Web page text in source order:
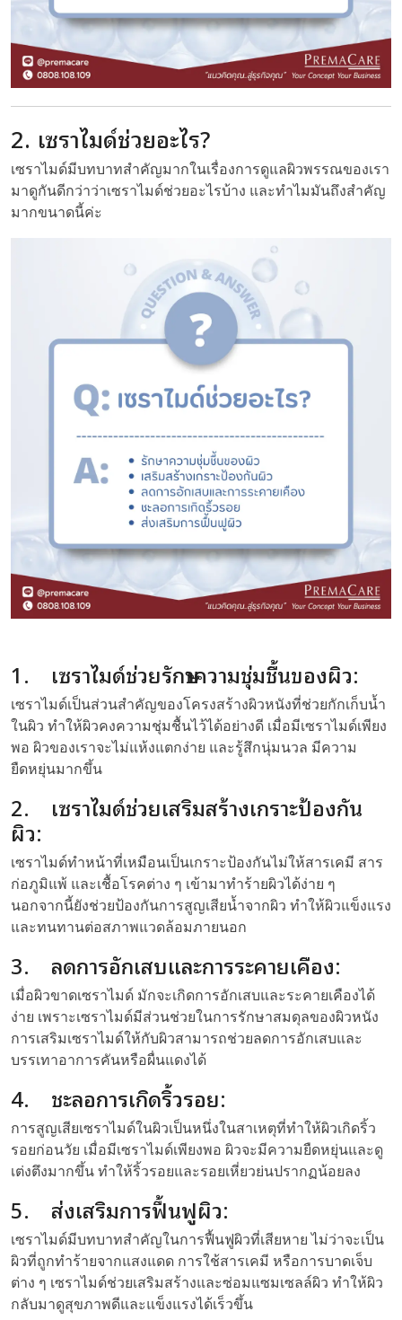
2. เซราไมด์ช่วยอะไร?
เซราไมด์มีบทบาทสำคัญมากในเรื่องการดูแลผิวพรรณของเรา
มาดูกันดีกว่าว่าเซราไมด์ช่วยอะไรบ้าง และทำไมมันถึงสำคัญ
มากขนาดนี้ค่ะ
1. เซราไมด์ช่วยรักษาความชุ่มชื้นของผิว:
เซราไมด์เป็นส่วนสำคัญของโครงสร้างผิวหนังที่ช่วยกักเก็บน้ำ
ในผิว ทำให้ผิวคงความชุ่มชื้นไว้ได้อย่างดี เมื่อมีเซราไมด์เพียง
พอ ผิวของเราจะไม่แห้งแตกง่าย และรู้สึกนุ่มนวล มีความ
ยืดหยุ่นมากขึ้น
2. เซราไมด์ช่วยเสริมสร้างเกราะป้องกัน
ผิว:
เซราไมด์ทำหน้าที่เหมือนเป็นเกราะป้องกันไม่ให้สารเคมี สาร
ก่อภูมิแพ้ และเชื้อโรคต่าง ๆ เข้ามาทำร้ายผิวได้ง่าย ๆ
นอกจากนี้ยังช่วยป้องกันการสูญเสียน้ำจากผิว ทำให้ผิวแข็งแรง
และทนทานต่อสภาพแวดล้อมภายนอก
3. ลดการอักเสบและการระคายเคือง:
เมื่อผิวขาดเซราไมด์ มักจะเกิดการอักเสบและระคายเคืองได้
ง่าย เพราะเซราไมด์มีส่วนช่วยในการรักษาสมดุลของผิวหนัง
การเสริมเซราไมด์ให้กับผิวสามารถช่วยลดการอักเสบและ
บรรเทาอาการคันหรือผื่นแดงได้
4. ชะลอการเกิดริ้วรอย:
การสูญเสียเซราไมด์ในผิวเป็นหนึ่งในสาเหตุที่ทำให้ผิวเกิดริ้ว
รอยก่อนวัย เมื่อมีเซราไมด์เพียงพอ ผิวจะมีความยืดหยุ่นและดู
เต่งตึงมากขึ้น ทำให้ริ้วรอยและรอยเหี่ยวย่นปรากฏน้อยลง
5. ส่งเสริมการฟื้นฟูผิว:
เซราไมด์มีบทบาทสำคัญในการฟื้นฟูผิวที่เสียหาย ไม่ว่าจะเป็น
ผิวที่ถูกทำร้ายจากแสงแดด การใช้สารเคมี หรือการบาดเจ็บ
ต่าง ๆ เซราไมด์ช่วยเสริมสร้างและซ่อมแซมเซลล์ผิว ทำให้ผิว
กลับมาดูสุขภาพดีและแข็งแรงได้เร็วขึ้น